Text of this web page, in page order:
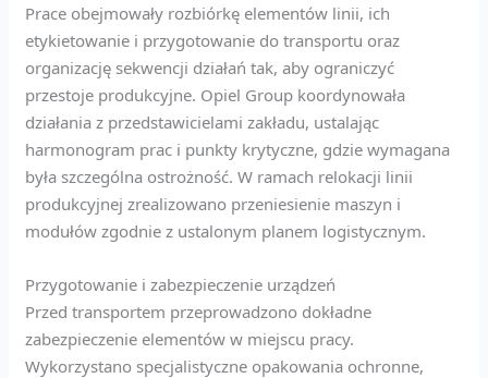
Prace obejmowały rozbiórkę elementów linii, ich
etykietowanie i przygotowanie do transportu oraz
organizację sekwencji działań tak, aby ograniczyć
przestoje produkcyjne. Opiel Group koordynowała
działania z przedstawicielami zakładu, ustalając
harmonogram prac i punkty krytyczne, gdzie wymagana
była szczególna ostrożność. W ramach relokacji linii
produkcyjnej zrealizowano przeniesienie maszyn i
modułów zgodnie z ustalonym planem logistycznym.
Przygotowanie i zabezpieczenie urządzeń
Przed transportem przeprowadzono dokładne
zabezpieczenie elementów w miejscu pracy.
Wykorzystano specjalistyczne opakowania ochronne,